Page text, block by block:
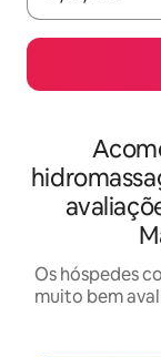
Os hóspedes
muito bem